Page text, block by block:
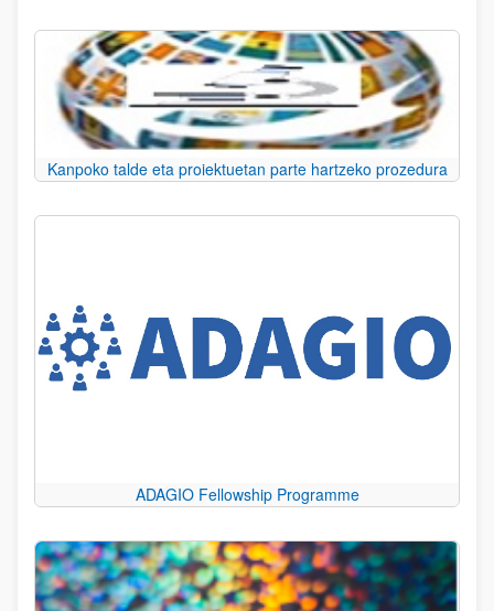
Kanpoko talde eta proiektuetan parte hartzeko prozedura
ADAGIO Fellowship Programme